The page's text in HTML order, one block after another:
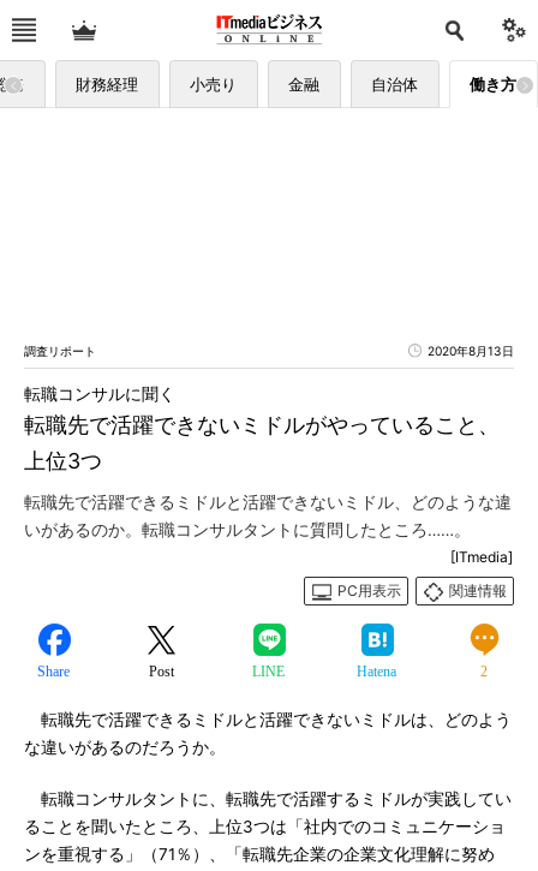
務 財務経理 小売り 金融 自治体 働き方
調査リポート 2020年8月13日
転職先で活躍できないミドルがやっていること、
上位3つ
転職コンサルに聞く
転職先で活躍できるミドルと活躍できないミドル、どのような違
いがあるのか。転職コンサルタントに質問したところ……。
[ITmedia]
PC用表示
関連情報
Share Post LINE Hatena 2
転職先で活躍できるミドルと活躍できないミドルは、どのよう
な違いがあるのだろうか。
転職コンサルタントに、転職先で活躍するミドルが実践してい
ることを聞いたところ、上位3つは「社内でのコミュニケーショ
ンを重視する」（71％）、「転職先企業の企業文化理解に努め